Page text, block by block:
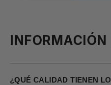
¿QUÉ CALIDAD TIENEN